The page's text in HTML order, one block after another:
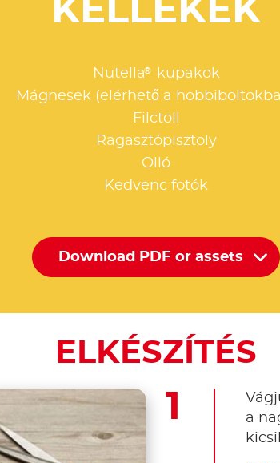
KELLÉKEK
Nutella®
kupakok
Mágnesek (elérhető a
Filctoll
Ragasztópisztoly
Olló
Kedvenc fotók
Download PDF or assets
ELKÉSZÍTÉS
a